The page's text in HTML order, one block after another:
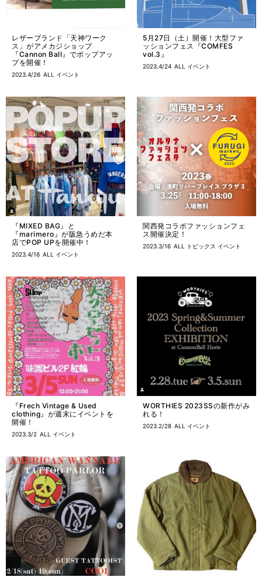
レザーブランド「天神ワーク
ス」がアメカジショップ
『Cannon Ball』でポップアッ
プを開催！
2023.4/26 ALL イベント
5月27日（土）開催！大型ファ
ッションフェス『COMFES
vol.3』
2023.4/24 ALL イベント
『MIXED BAG』と
『marimero』が阪急うめだ本
店でPOP UPを開催中！
2023.4/16 ALL イベント
関西発コラボファッションフェ
ス開催決定！
2023.3/16 ALL トピックス イベント
『Frech Vintage & Used
clothing』が週末にイベントを
開催！
2023.3/2 ALL イベント
WORTHIES 2023SSの新作がみ
れる！
2023.2/28 ALL イベント